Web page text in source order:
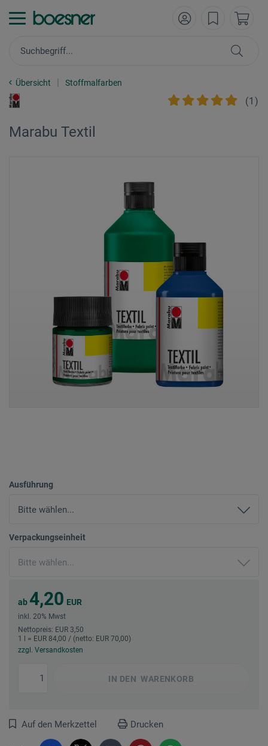
Übersicht Stoffmalfarben
(1 )
Marabu Textil
Ausführung
Verpackungseinheit
ab 4,20 EUR
inkl. 20% Mwst
Nettopreis: EUR 3,50
1 l = EUR 84,00 / (netto: EUR 70,00)
zzgl. Versandkosten
IN DEN WARENKORB
Auf den Merkzettel Drucken